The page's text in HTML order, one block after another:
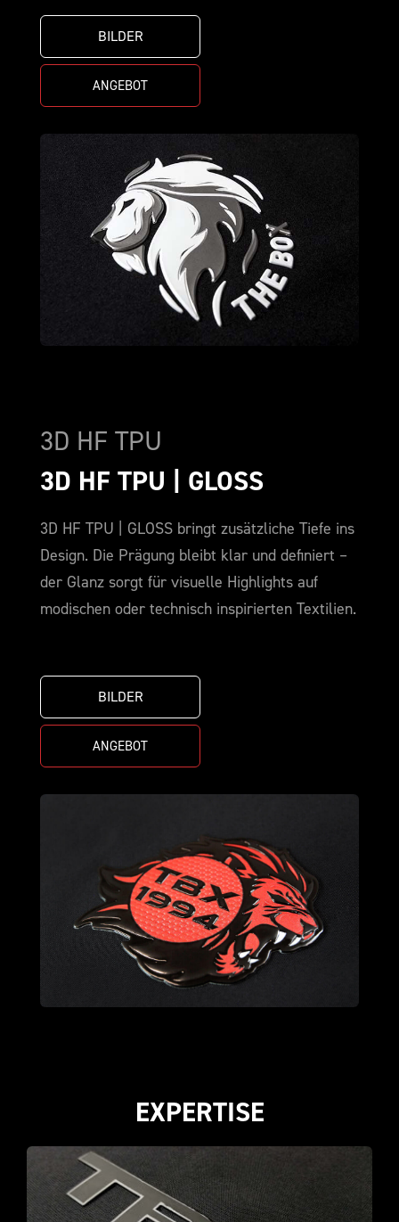
BILDER
ANGEBOT
3D HF TPU
3D HF TPU | GLOSS
3D HF TPU | GLOSS bringt zusätzliche Tiefe ins
Design. Die Prägung bleibt klar und definiert –
der Glanz sorgt für visuelle Highlights auf
modischen oder technisch inspirierten Textilien.
BILDER
ANGEBOT
EXPERTISE